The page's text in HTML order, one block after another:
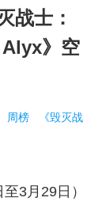
战士：
》空
周榜 《毁灭战
3月29日）